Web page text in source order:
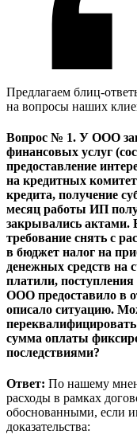
Предлагаем блиц-
на вопросы наших
Вопрос № 1. У ООО
финансовых услуг
предоставление
на кредитных
кредита, получение
месяц работы ИП
закрывались
требование снять с
в бюджет налог на
денежных средств
платили,
ООО предоставило в
описало ситуацию.
сумма оплаты
последствиями?
Ответ: По нашему
расходы в рамках
обоснованными, если
доказательства: